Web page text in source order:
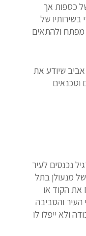
כספות אך
של
מפתח ולהתאים
שיודע את
וטכנאים
נכנסים לעיר
מנעולן בתל
הקוד או
העיר והסביבה
ולא ייפלו לו